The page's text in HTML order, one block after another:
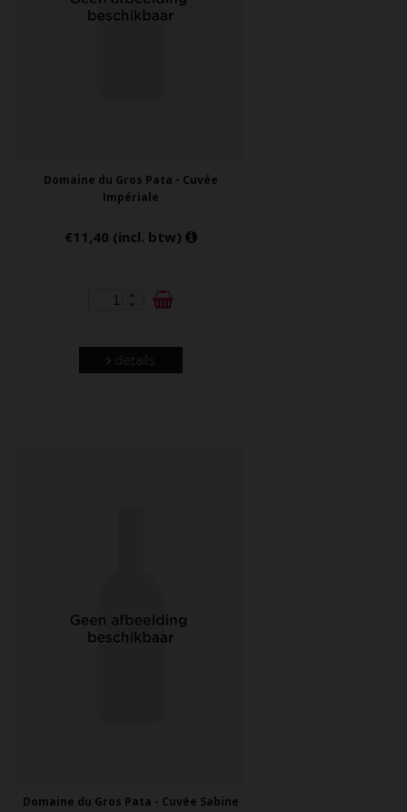
Domaine du Gros Pata - Cuvée
Impériale
€11,40 (incl. btw)
details
Domaine du Gros Pata - Cuvée Sabine